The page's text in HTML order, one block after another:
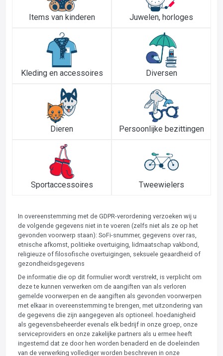
Items van kinderen Juwelen, horloges
Kleding en accessoires Diversen
Dieren Persoonlijke bezittingen
Sportaccessoires Tweewielers
In overeenstemming met de GDPR-verordening verzoeken wij u
de volgende gegevens niet in te voeren (zelfs niet als ze op het
gevonden voorwerp staan): SoFi-snummer, gegevens over ras,
etnische afkomst, politieke overtuiging, lidmaatschap vakbond,
religieuze of filosofische overtuigingen, seksuele geaardheid of
gezondheidsgegevens
De informatie die op dit formulier wordt verstrekt, is verplicht om
deze te kunnen verwerken om de aangiften van als verloren
gemelde voorwerpen en de aangiften als gevonden voorwerpen
met elkaar in overeenstemming te brengen, met uitzondering van
de gegevens die zijn aangegeven als optioneel. hoedanigheid
als gegevensbeheerder evenals elk bedrijf in onze groep, onze
serviceproviders en onze zakelijke partners als u ermee heeft
ingestemd dat ze door hen worden benaderd en de doeleinden
van de verwerking vollediger worden beschreven in onze